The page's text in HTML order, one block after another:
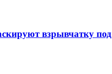
взрывчатку